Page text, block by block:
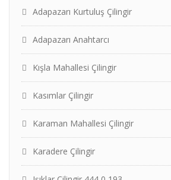
Adapazarı Kurtuluş Çilingir
Adapazarı Anahtarcı
Kışla Mahallesi Çilingir
Kasımlar Çilingir
Karaman Mahallesi Çilingir
Karadere Çilingir